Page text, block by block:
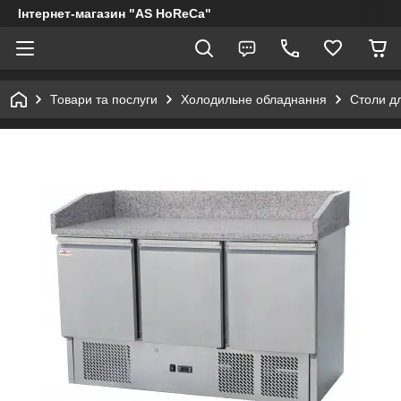
Інтернет-магазин "AS HoReCa"
Товари та послуги Холодильне обладнання Столи